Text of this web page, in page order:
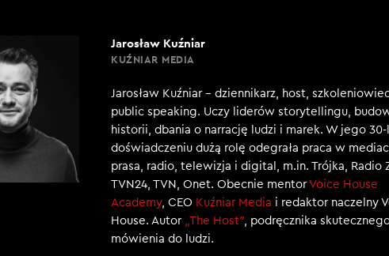
Jarosław Kuźniar
KUŹNIAR MEDIA
Jarosław Kuźniar – dziennikarz, host,
public speaking. Uczy liderów storytellingu,
historii, dbania o narrację ludzi i marek. W jego
doświadczeniu dużą rolę odegrała praca w
prasa, radio, telewizja i digital, m.in. Trójka, Radio
TVN24, TVN, Onet. Obecnie mentorVoice House
Academy, CEO Kuźniar Media i redaktor naczelny
House. Autor „The Host”, podręcznika
mówienia do ludzi.